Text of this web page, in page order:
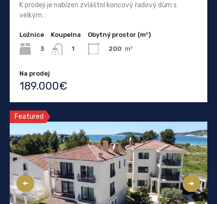
K prodeji je nabízen zvláštní koncový řadový dům s
velkým…
Ložnice
3
Koupelna
1
Obytný prostor (m²)
200 m²
Na prodej
189.000€
Featured